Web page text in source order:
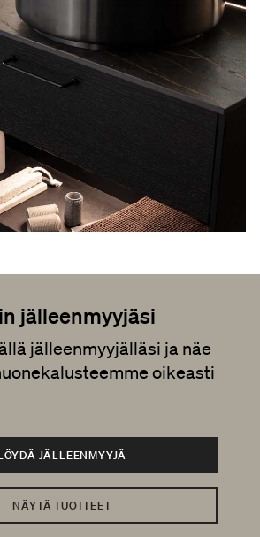
jälleenmyyjäsi
jälleenmyyjälläsi ja näe
oikeasti
JÄLLEENMYYJÄ
NÄYTÄ TUOTTEET